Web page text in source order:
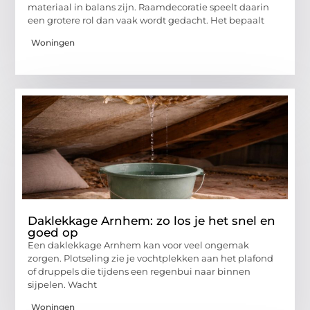
materiaal in balans zijn. Raamdecoratie speelt daarin
een grotere rol dan vaak wordt gedacht. Het bepaalt
Woningen
Daklekkage Arnhem: zo los je het snel en
goed op
Een daklekkage Arnhem kan voor veel ongemak
zorgen. Plotseling zie je vochtplekken aan het plafond
of druppels die tijdens een regenbui naar binnen
sijpelen. Wacht
Woningen